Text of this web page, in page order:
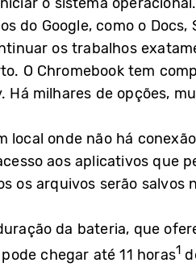
o sistema
do Google, como o
os trabalhos
O Chromebook tem
Há milhares de opções,
local onde não há
aos aplicativos que
os arquivos serão
da bateria, que
chegar até 11 horas1